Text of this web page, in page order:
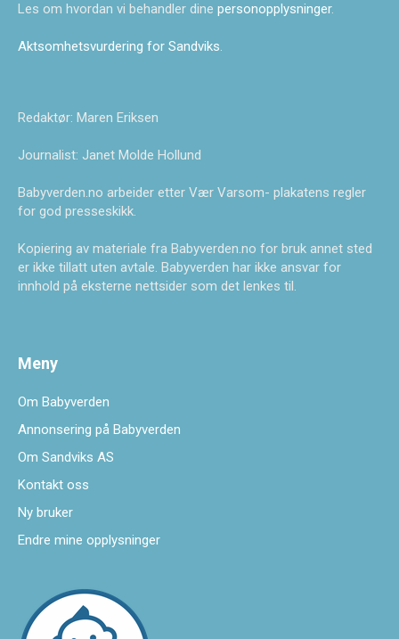
Les om hvordan vi behandler dine personopplysninger.
Aktsomhetsvurdering for Sandviks.
Redaktør: Maren Eriksen
Journalist: Janet Molde Hollund
Babyverden.no arbeider etter Vær Varsom- plakatens regler
for god presseskikk.
Kopiering av materiale fra Babyverden.no for bruk annet sted
er ikke tillatt uten avtale. Babyverden har ikke ansvar for
innhold på eksterne nettsider som det lenkes til.
Meny
Om Babyverden
Annonsering på Babyverden
Om Sandviks AS
Kontakt oss
Ny bruker
Endre mine opplysninger